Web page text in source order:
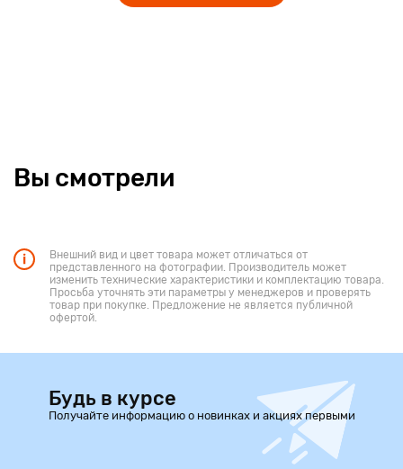
Вы смотрели
Внешний вид и цвет товара может отличаться от
представленного на фотографии. Производитель может
изменить технические характеристики и комплектацию товара.
Просьба уточнять эти параметры у менеджеров и проверять
товар при покупке. Предложение не является публичной
офертой.
Будь в курсе
Получайте информацию о новинках и акциях первыми